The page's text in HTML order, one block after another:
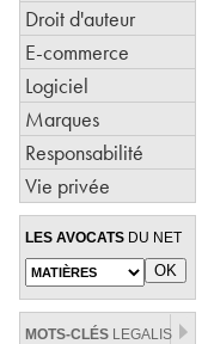
Droit d'auteur
E-commerce
Logiciel
Marques
Responsabilité
Vie privée
LES AVOCATS DU NET
MOTS-CLÉS LEGALIS